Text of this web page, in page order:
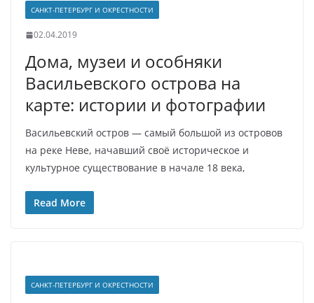
САНКТ-ПЕТЕРБУРГ И ОКРЕСТНОСТИ
02.04.2019
Дома, музеи и особняки
Васильевского острова на
карте: истории и фотографии
Васильевский остров — самый большой из островов
на реке Неве, начавший своё историческое и
культурное существование в начале 18 века,
Read More
САНКТ-ПЕТЕРБУРГ И ОКРЕСТНОСТИ